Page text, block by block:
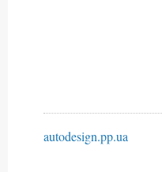
autodesign.pp.ua